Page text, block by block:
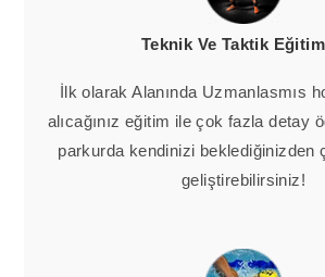
Teknik Ve Taktik
İlk olarak Alanında Uzmanlasmıs
alıcağınız eğitim ile çok fazla detay
parkurda kendinizi beklediğinizden
geliştirebilirsiniz!